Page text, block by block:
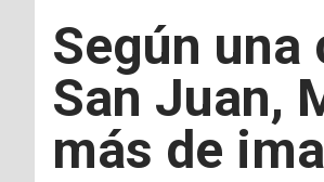
Según
San Juan,
más de